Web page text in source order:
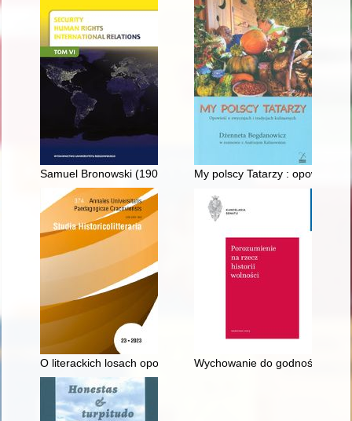
Samuel Bronowski (1907-1975)My polscy Tatarzy : opowieść
O literackich losach opowieści o bitwie na Kosowym Polu i
Wychowanie do godności” :